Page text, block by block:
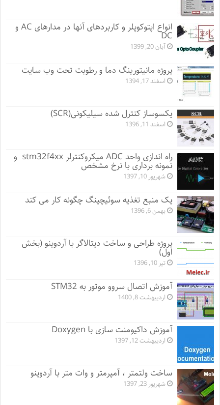
انواع اپتوکوپلر و کاربردهای آنها در مدارهای AC و
DC
آبان 20, 1399
پروژه مانيتورينگ دما و رطوبت تحت وب سایت
اسفند 17, 1394
یکسوساز کنترل شده سیلیکونی(SCR)
اسفند 11, 1396
راه اندازی واحد ADC میکروکنترلر stm32f4xx و
نمونه برداری با نرخ مشخص
شهریور 10, 1397
یک منبع تغذیه سوئیچینگ چگونه کار می کند
بهمن 6, 1396
پروژه طراحی و ساخت دیتالاگر با آردوینو (بخش
اول)
تیر 10, 1396
آموزش اتصال سروو موتور به STM32
اردیبهشت 8, 1400
آموزش داکیومنت سازی با Doxygen
اردیبهشت 12, 1397
ساخت ولتمتر ، آمپرمتر و وات متر با آردوینو
شهریور 23, 1397